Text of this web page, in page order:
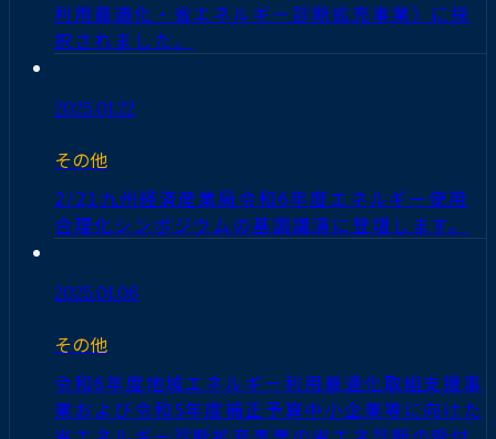
利用最適化・省エネルギー診断拡充事業）に採
択されました。
2025.01.22
その他
2/21九州経済産業局令和6年度エネルギー使用
合理化シンポジウムの基調講演に登壇します。
2025.01.06
その他
令和6年度地域エネルギー利用最適化取組支援事
業および令和5年度補正予算中小企業等に向けた